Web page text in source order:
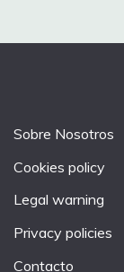
Sobre Nosotros
Cookies policy
Legal warning
Privacy policies
Contacto